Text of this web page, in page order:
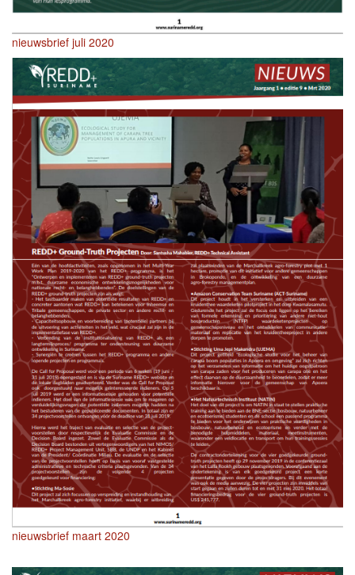
nieuwsbrief juli 2020
nieuwsbrief maart 2020